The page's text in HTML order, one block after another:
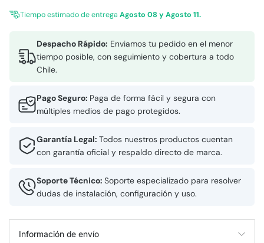
Tiempo estimado de entrega Agosto 08 y Agosto 11.
Despacho Rápido: Enviamos tu pedido en el menor
tiempo posible, con seguimiento y cobertura a todo
Chile.
Pago Seguro: Paga de forma fácil y segura con
múltiples medios de pago protegidos.
Garantía Legal: Todos nuestros productos cuentan
con garantía oficial y respaldo directo de marca.
Soporte Técnico: Soporte especializado para resolver
dudas de instalación, configuración y uso.
Información de envío